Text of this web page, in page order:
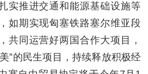
实推进交通和能源基础设施等
如期实现匈塞铁路塞尔维亚段
共同运营好两国合作大项目，
”的民生项目，持续释放积极经